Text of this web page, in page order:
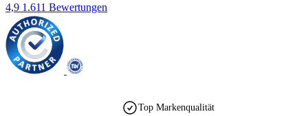
4,9 1.611 Bewertungen
Top Markenqualität